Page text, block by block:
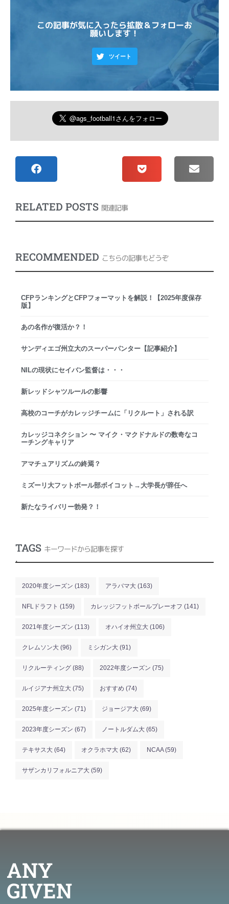
この記事が気に入ったら拡散＆フォローお
願いします！
ツイート
RELATED POSTS 関連記事
RECOMMENDED こちらの記事もどうぞ
CFPランキングとCFPフォーマットを解説！【2025年度保存
版】
あの名作が復活か？！
サンディエゴ州立大のスーパーパンター【記事紹介】
NILの現状にセイバン監督は・・・
新レッドシャツルールの影響
高校のコーチがカレッジチームに「リクルート」される訳
カレッジコネクション 〜 マイク・マクドナルドの数奇なコ
ーチングキャリア
アマチュアリズムの終焉？
ミズーリ大フットボール部ボイコット→大学長が辞任へ
新たなライバリー勃発？！
TAGS キーワードから記事を探す
.
2020年度シーズン (183) アラバマ大 (163)
NFLドラフト (159) カレッジフットボールプレーオフ (141)
2021年度シーズン (113) オハイオ州立大 (106)
クレムソン大 (96) ミシガン大 (91)
リクルーティング (88) 2022年度シーズン (75)
ルイジアナ州立大 (75) おすすめ (74)
2025年度シーズン (71) ジョージア大 (69)
2023年度シーズン (67) ノートルダム大 (65)
テキサス大 (64) オクラホマ大 (62) NCAA(59)
サザンカリフォルニア大 (59)
ANY
GIVEN